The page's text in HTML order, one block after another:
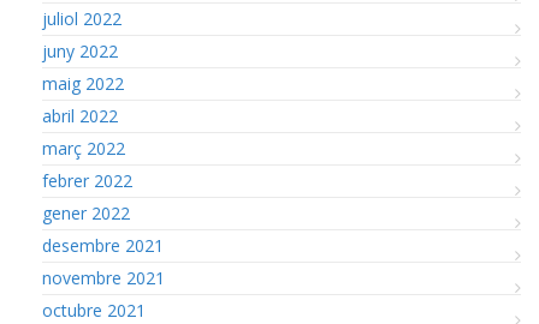
juliol 2022
juny 2022
maig 2022
abril 2022
març 2022
febrer 2022
gener 2022
desembre 2021
novembre 2021
octubre 2021